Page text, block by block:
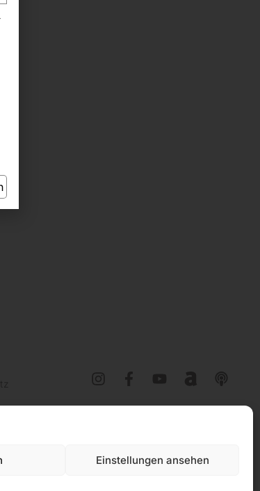
Einstellungen ansehen